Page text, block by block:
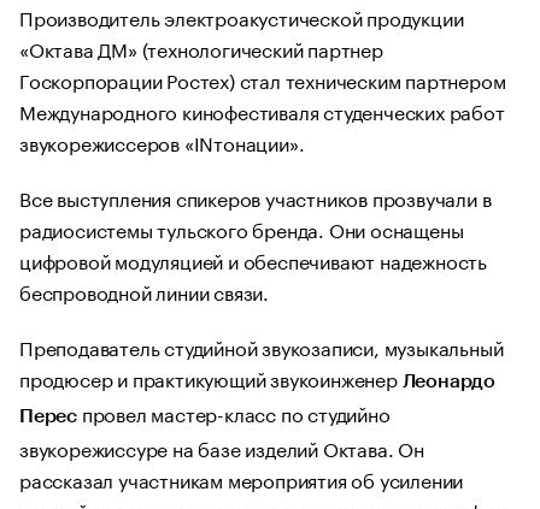
Производитель электроакустической продукции
«Октава ДМ» (технологический партнер
Госкорпорации Ростех) стал техническим партнером
Международного кинофестиваля студенческих работ
звукорежиссеров «INтонации».
Все выступления спикеров участников прозвучали в
радиосистемы тульского бренда. Они оснащены
цифровой модуляцией и обеспечивают надежность
беспроводной линии связи.
Преподаватель студийной звукозаписи, музыкальный
продюсер и практикующий звукоинженер Леонардо
Перес провел мастер-класс по студийно
звукорежиссуре на базе изделий Октава. Он
рассказал участникам мероприятия об усилении